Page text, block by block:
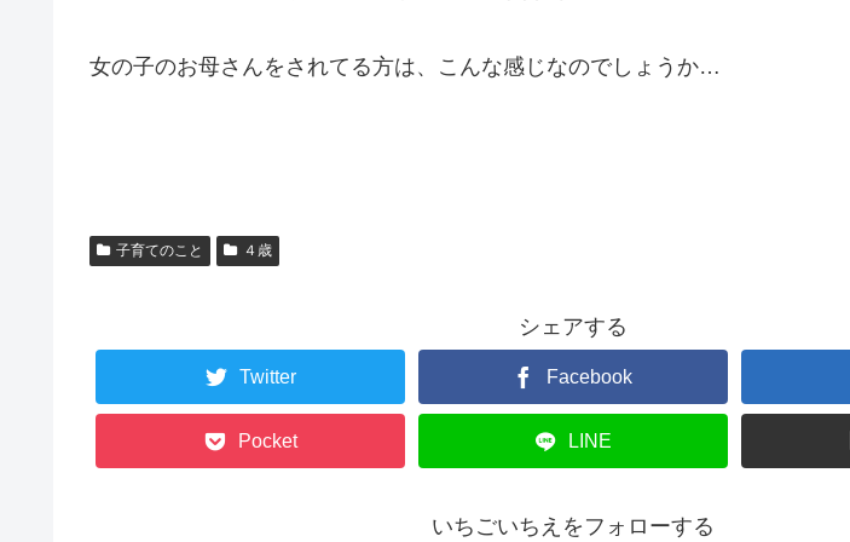
女の子のお母さんをされてる方は、こんな感じなのでしょうか…
子育てのこと ４歳
シェアする
Twitter Facebook
Pocket LINE
いちごいちえをフォローする